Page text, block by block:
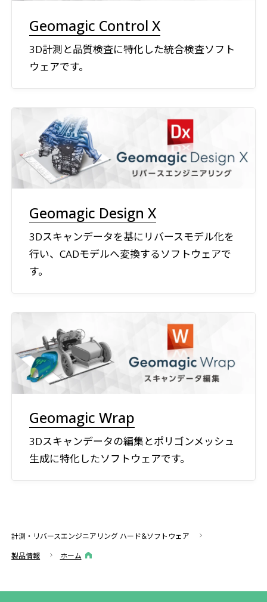
ホーム
製品情報
計測・リバースエンジニアリング ハード&ソフトウェア
Geomagic Control X
3D計測と品質検査に特化した統合検査ソフト
ウェアです。
Geomagic Design X
3Dスキャンデータを基にリバースモデル化を
行い、CADモデルへ変換するソフトウェアで
す。
Geomagic Wrap
3Dスキャンデータの編集とポリゴンメッシュ
生成に特化したソフトウェアです。